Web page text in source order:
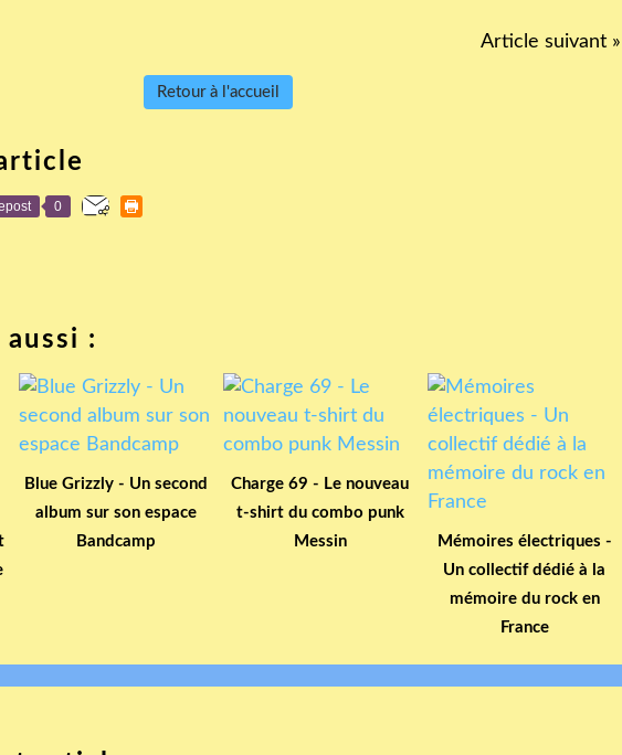
Article suivant »
Retour à l'accueil
0
aussi :
Blue Grizzly - Un second
album sur son espace
Bandcamp
Charge 69 - Le nouveau
t-shirt du combo punk
Messin
Mémoires électriques -
Un collectif dédié à la
mémoire du rock en
France